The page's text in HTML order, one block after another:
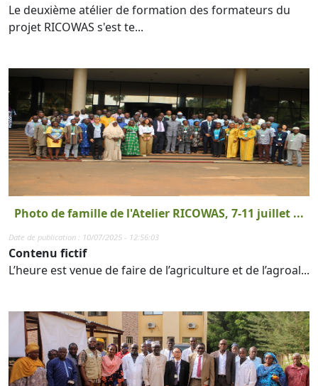
Le deuxième atélier de formation des formateurs du
projet RICOWAS s'est te...
Photo de famille de l'Atelier RICOWAS, 7-11 juillet ...
Date de publication : 10/07/2025 - 12:56:03
Contenu fictif
L’heure est venue de faire de l’agriculture et de l’agroal...